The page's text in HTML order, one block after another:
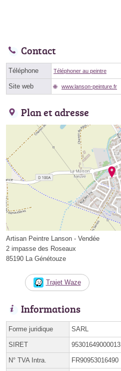
Contact
Téléphone Téléphoner au peintre
Site web www.lanson-peinture.fr
Plan et adresse
Artisan Peintre Lanson - Vendée
2 impasse des Roseaux
85190 La Génétouze
Trajet Waze
Informations
Forme juridique SARL
SIRET 95301649000013
N° TVA Intra. FR90953016490